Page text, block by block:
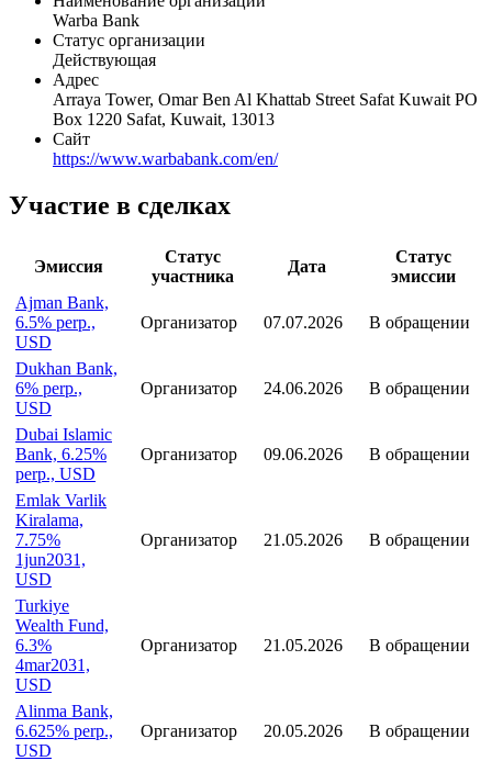
Warba Bank
Статус организации
Действующая
Адрес
Arraya Tower, Omar Ben Al Khattab Street Safat Kuwait PO
Box 1220 Safat, Kuwait, 13013
Сайт
https://www.warbabank.com/en/
Участие в сделках
Эмиссия
Статус
участника
Дата
Статус
эмиссии
Ajman Bank,
6.5% perp.,
USD
Организатор 07.07.2026 В обращении
Dukhan Bank,
6% perp.,
USD
Организатор 24.06.2026 В обращении
Dubai Islamic
Bank, 6.25%
perp., USD
Организатор 09.06.2026 В обращении
Emlak Varlik
Kiralama,
7.75%
1jun2031,
USD
Организатор 21.05.2026 В обращении
Turkiye
Wealth Fund,
6.3%
4mar2031,
USD
Организатор 21.05.2026 В обращении
Alinma Bank,
6.625% perp.,
USD
Организатор 20.05.2026 В обращении